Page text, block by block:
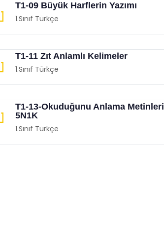
T1-09 Büyük Harflerin Yazımı
1.Sınıf Türkçe
T1-11 Zıt Anlamlı Kelimeler
1.Sınıf Türkçe
T1-13-Okuduğunu Anlama Metinleri
5N1K
1.Sınıf Türkçe
Ve